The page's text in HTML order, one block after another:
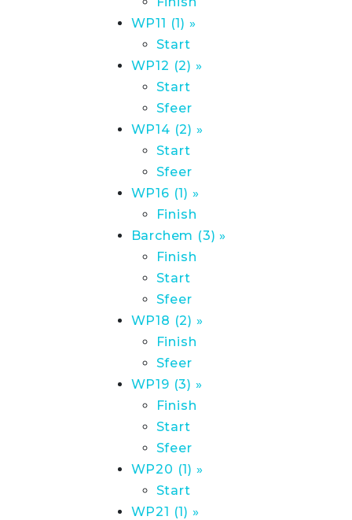
WP11 (1) »
Start
WP12 (2) »
Start
Sfeer
WP14 (2) »
Start
Sfeer
WP16 (1) »
Finish
Barchem (3) »
Finish
Start
Sfeer
WP18 (2) »
Finish
Sfeer
WP19 (3) »
Finish
Start
Sfeer
WP20 (1) »
Start
WP21 (1) »